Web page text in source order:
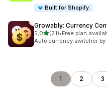
Built for Shopify
Growably: Currency
5,0stelle su 5
(21)
21 recensioni totali
•Free plan
Auto currency switcher
1 2 3